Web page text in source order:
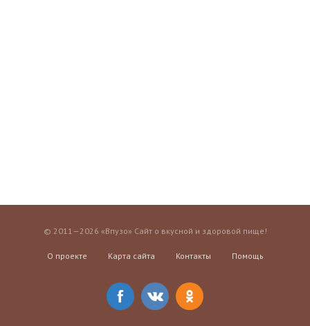
© 2011—2026 «Впузо» Сайт о вкусной и здоровой пище!
О проекте Карта сайта Контакты Помощь